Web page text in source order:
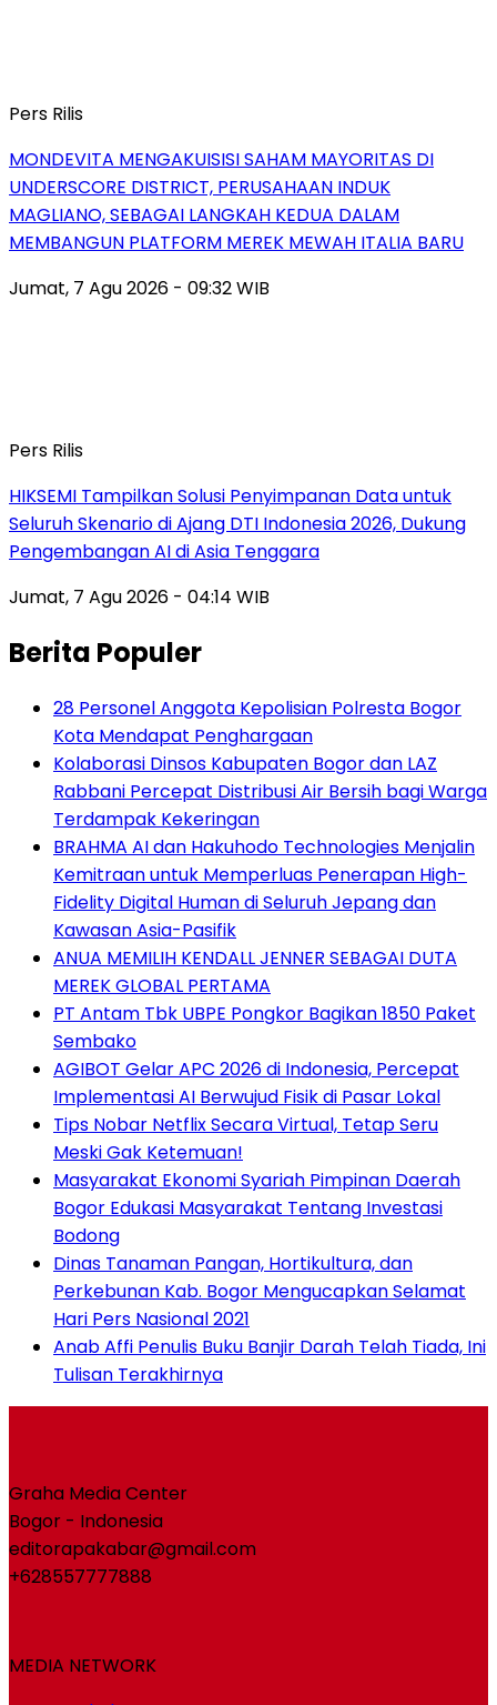
Pers Rilis
MONDEVITA MENGAKUISISI SAHAM MAYORITAS DI
UNDERSCORE DISTRICT, PERUSAHAAN INDUK
MAGLIANO, SEBAGAI LANGKAH KEDUA DALAM
MEMBANGUN PLATFORM MEREK MEWAH ITALIA BARU
Jumat, 7 Agu 2026 - 09:32 WIB
Pers Rilis
HIKSEMI Tampilkan Solusi Penyimpanan Data untuk
Seluruh Skenario di Ajang DTI Indonesia 2026, Dukung
Pengembangan AI di Asia Tenggara
Jumat, 7 Agu 2026 - 04:14 WIB
Berita Populer
28 Personel Anggota Kepolisian Polresta Bogor
Kota Mendapat Penghargaan
Kolaborasi Dinsos Kabupaten Bogor dan LAZ
Rabbani Percepat Distribusi Air Bersih bagi Warga
Terdampak Kekeringan
BRAHMA AI dan Hakuhodo Technologies Menjalin
Kemitraan untuk Memperluas Penerapan High-
Fidelity Digital Human di Seluruh Jepang dan
Kawasan Asia-Pasifik
ANUA MEMILIH KENDALL JENNER SEBAGAI DUTA
MEREK GLOBAL PERTAMA
PT Antam Tbk UBPE Pongkor Bagikan 1850 Paket
Sembako
AGIBOT Gelar APC 2026 di Indonesia, Percepat
Implementasi AI Berwujud Fisik di Pasar Lokal
Tips Nobar Netflix Secara Virtual, Tetap Seru
Meski Gak Ketemuan!
Masyarakat Ekonomi Syariah Pimpinan Daerah
Bogor Edukasi Masyarakat Tentang Investasi
Bodong
Dinas Tanaman Pangan, Hortikultura, dan
Perkebunan Kab. Bogor Mengucapkan Selamat
Hari Pers Nasional 2021
Anab Affi Penulis Buku Banjir Darah Telah Tiada, Ini
Tulisan Terakhirnya
Graha Media Center
Bogor - Indonesia
editorapakabar@gmail.com
+628557777888
MEDIA NETWORK